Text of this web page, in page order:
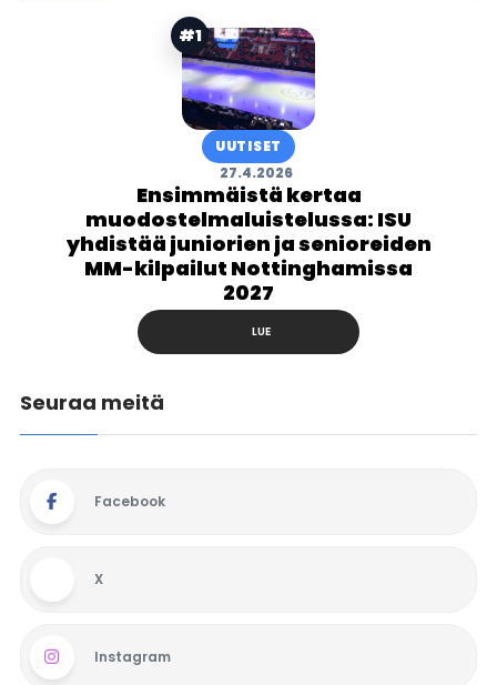
#1
UUTISET
27.4.2026
Ensimmäistä kertaa
muodostelmaluistelussa: ISU
yhdistää juniorien ja senioreiden
MM-kilpailut Nottinghamissa
2027
LUE
Seuraa meitä
Facebook
X
Instagram